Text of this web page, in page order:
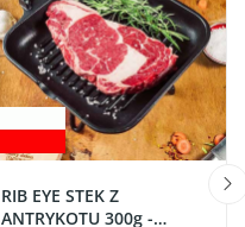
RIB EYE STEK Z
ANTRYKOTU 300g -